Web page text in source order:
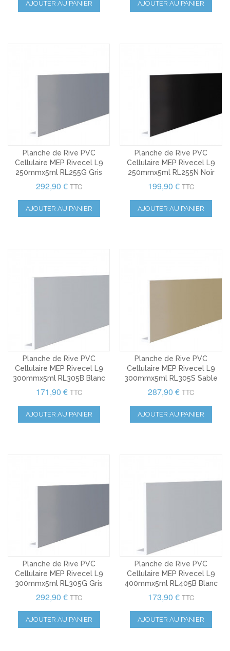
AJOUTER AU PANIER AJOUTER AU PANIER
Planche de Rive PVC
Cellulaire MEP Rivecel L9
250mmx5ml RL255G Gris
292,90 € TTC
AJOUTER AU PANIER
Planche de Rive PVC
Cellulaire MEP Rivecel L9
250mmx5ml RL255N Noir
199,90 € TTC
AJOUTER AU PANIER
Planche de Rive PVC
Cellulaire MEP Rivecel L9
300mmx5ml RL305B Blanc
171,90 € TTC
AJOUTER AU PANIER
Planche de Rive PVC
Cellulaire MEP Rivecel L9
300mmx5ml RL305S Sable
287,90 € TTC
AJOUTER AU PANIER
Planche de Rive PVC
Cellulaire MEP Rivecel L9
300mmx5ml RL305G Gris
292,90 € TTC
AJOUTER AU PANIER
Planche de Rive PVC
Cellulaire MEP Rivecel L9
400mmx5ml RL405B Blanc
173,90 € TTC
AJOUTER AU PANIER